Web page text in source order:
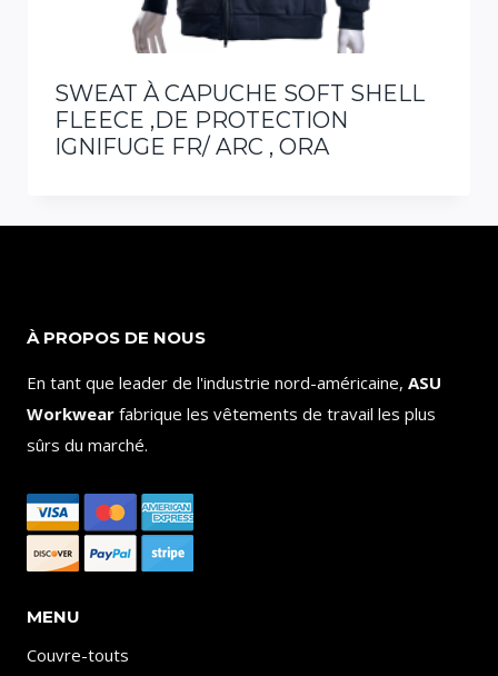
SWEAT À CAPUCHE SOFT SHELL
FLEECE ,DE PROTECTION
IGNIFUGE FR/ ARC , ORA
À PROPOS DE NOUS
En tant que leader de l'industrie nord-américaine, ASU
Workwear fabrique les vêtements de travail les plus
sûrs du marché.
MENU
Couvre-touts